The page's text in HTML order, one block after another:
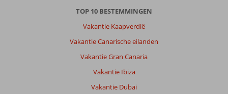
TOP 10 BESTEMMINGEN
Vakantie Kaapverdië
Vakantie Canarische eilanden
Vakantie Gran Canaria
Vakantie Ibiza
Vakantie Dubai